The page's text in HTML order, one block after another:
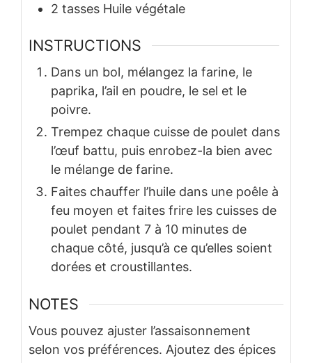
2 tasses Huile végétale
INSTRUCTIONS
Dans un bol, mélangez la farine, le
paprika, l’ail en poudre, le sel et le
poivre.
Trempez chaque cuisse de poulet dans
l’œuf battu, puis enrobez-la bien avec
le mélange de farine.
Faites chauffer l’huile dans une poêle à
feu moyen et faites frire les cuisses de
poulet pendant 7 à 10 minutes de
chaque côté, jusqu’à ce qu’elles soient
dorées et croustillantes.
NOTES
Vous pouvez ajuster l’assaisonnement
selon vos préférences. Ajoutez des épices